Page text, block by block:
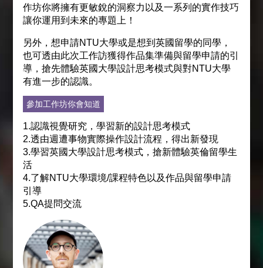
作坊你將擁有更敏銳的洞察力以及一系列的實作技巧
讓你運用到未來的專題上！
另外，想申請NTU大學或是想到英國留學的同學，
也可透由此次工作訪獲得作品集準備與留學申請的引
導，搶先體驗英國大學設計思考模式與對NTU大學
有進一步的認識。
參加工作坊你會知道
1.認識視覺研究，學習新的設計思考模式
2.透由週遭事物實際操作設計流程，得出新發現
3.學習英國大學設計思考模式，搶新體驗英倫留學生
活
4.了解NTU大學環境/課程特色以及作品與留學申請
引導
5.QA提問交流